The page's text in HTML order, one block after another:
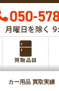
カー用品 買取実績